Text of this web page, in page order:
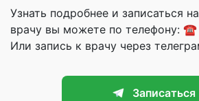
Узнать подробнее и записаться
врачу вы можете по телефону: ☎️
Или запись к врачу через
Записаться